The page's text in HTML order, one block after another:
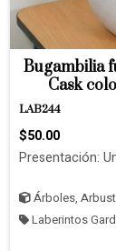
Bugambilia
Cask
LAB244
$50.00
Presentación:
Árboles,
Laberintos